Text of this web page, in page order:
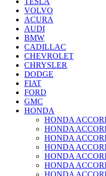
VOLVO
ACURA
AUDI
BMW
CADILLAC
CHEVROLET
CHRYSLER
DODGE
FIAT
FORD
GMC
HONDA
HONDA
HONDA
HONDA
HONDA
HONDA
HONDA
HONDA